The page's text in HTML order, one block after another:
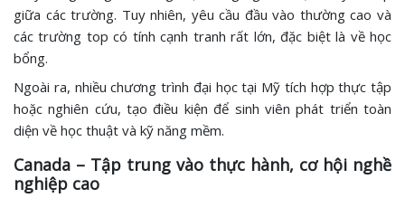
giữa các trường. Tuy nhiên, yêu cầu đầu vào thường cao và
các trường top có tính cạnh tranh rất lớn, đặc biệt là về học
bổng.
Ngoài ra, nhiều chương trình đại học tại Mỹ tích hợp thực tập
hoặc nghiên cứu, tạo điều kiện để sinh viên phát triển toàn
diện về học thuật và kỹ năng mềm.
Canada – Tập trung vào thực hành, cơ hội nghề
nghiệp cao